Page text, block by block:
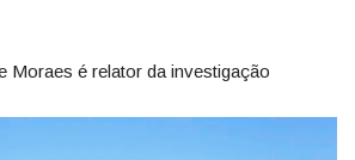
Moraes é relator da investigação